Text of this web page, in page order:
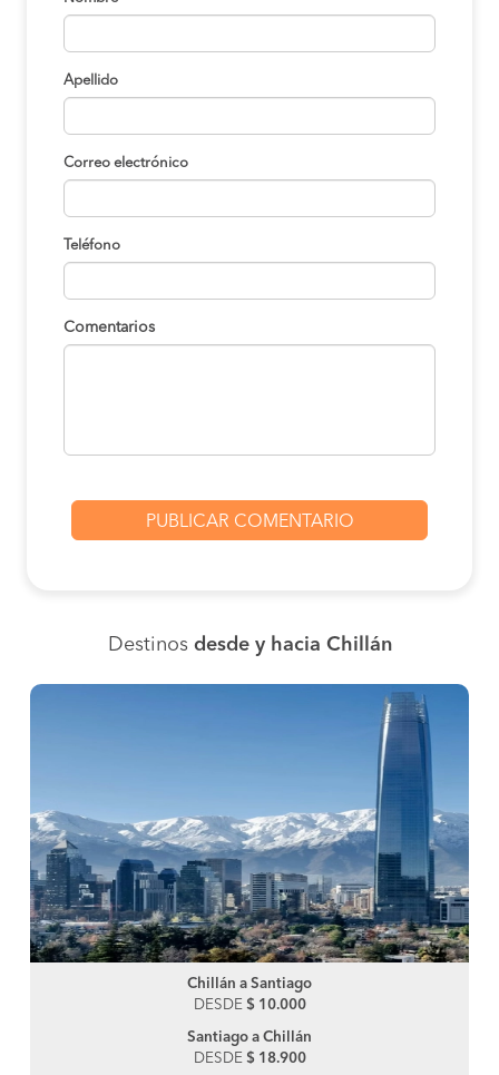
Apellido
Correo electrónico
Teléfono
Comentarios
Destinos desde y hacia Chillán
Chillán a Santiago
DESDE $ 10.000
Santiago a Chillán
DESDE $ 18.900